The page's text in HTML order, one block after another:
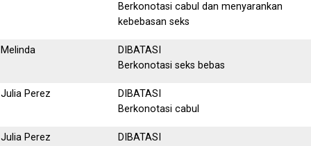
Berkonotasi cabul dan menyarankan
kebebasan seks
Melinda
DIBATASI
Berkonotasi seks bebas
Julia Perez
DIBATASI
Berkonotasi cabul
Julia Perez
DIBATASI